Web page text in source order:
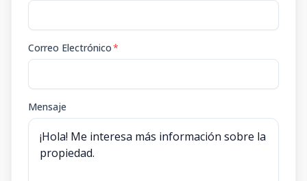
Correo Electrónico*
Mensaje